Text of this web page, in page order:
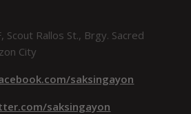
Scout Rallos St., Brgy. Sacred
City
saksingayon
saksingayon